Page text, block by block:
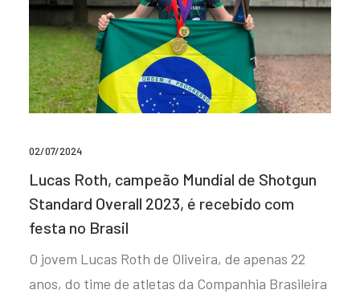
02/07/2024
Lucas Roth, campeão Mundial de Shotgun
Standard Overall 2023, é recebido com
festa no Brasil
O jovem Lucas Roth de Oliveira, de apenas 22
anos, do time de atletas da Companhia Brasileira